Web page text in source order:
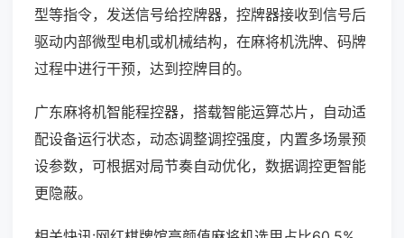
型等指令，发送信号给控牌器，控牌器接收到信号后
驱动内部微型电机或机械结构，在麻将机洗牌、码牌
过程中进行干预，达到控牌目的。
广东麻将机智能程控器，搭载智能运算芯片，自动适
配设备运行状态，动态调整调控强度，内置多场景预
设参数，可根据对局节奏自动优化，数据调控更智能
更隐蔽。